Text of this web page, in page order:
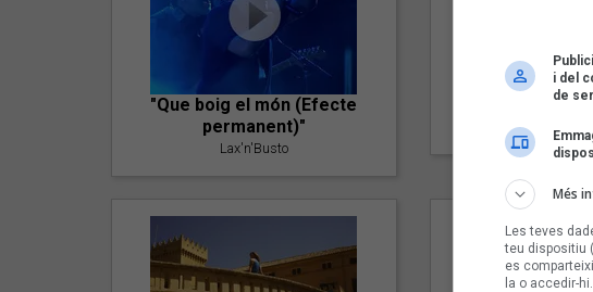
"Que boig el món (Efecte
permanent)"
Lax'n'Busto
"Amb
i del
de
Més
Les teves
teu dispositiu
es
la o accedir-